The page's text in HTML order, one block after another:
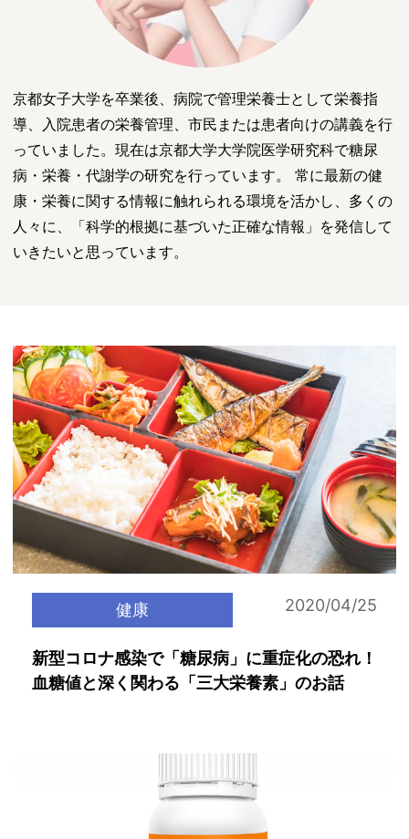
京都女子大学を卒業後、病院で管理栄養士として栄養指
導、入院患者の栄養管理、市民または患者向けの講義を行
っていました。現在は京都大学大学院医学研究科で糖尿
病・栄養・代謝学の研究を行っています。 常に最新の健
康・栄養に関する情報に触れられる環境を活かし、多くの
人々に、「科学的根拠に基づいた正確な情報」を発信して
いきたいと思っています。
健康 2020/04/25
新型コロナ感染で「糖尿病」に重症化の恐れ！
血糖値と深く関わる「三大栄養素」のお話